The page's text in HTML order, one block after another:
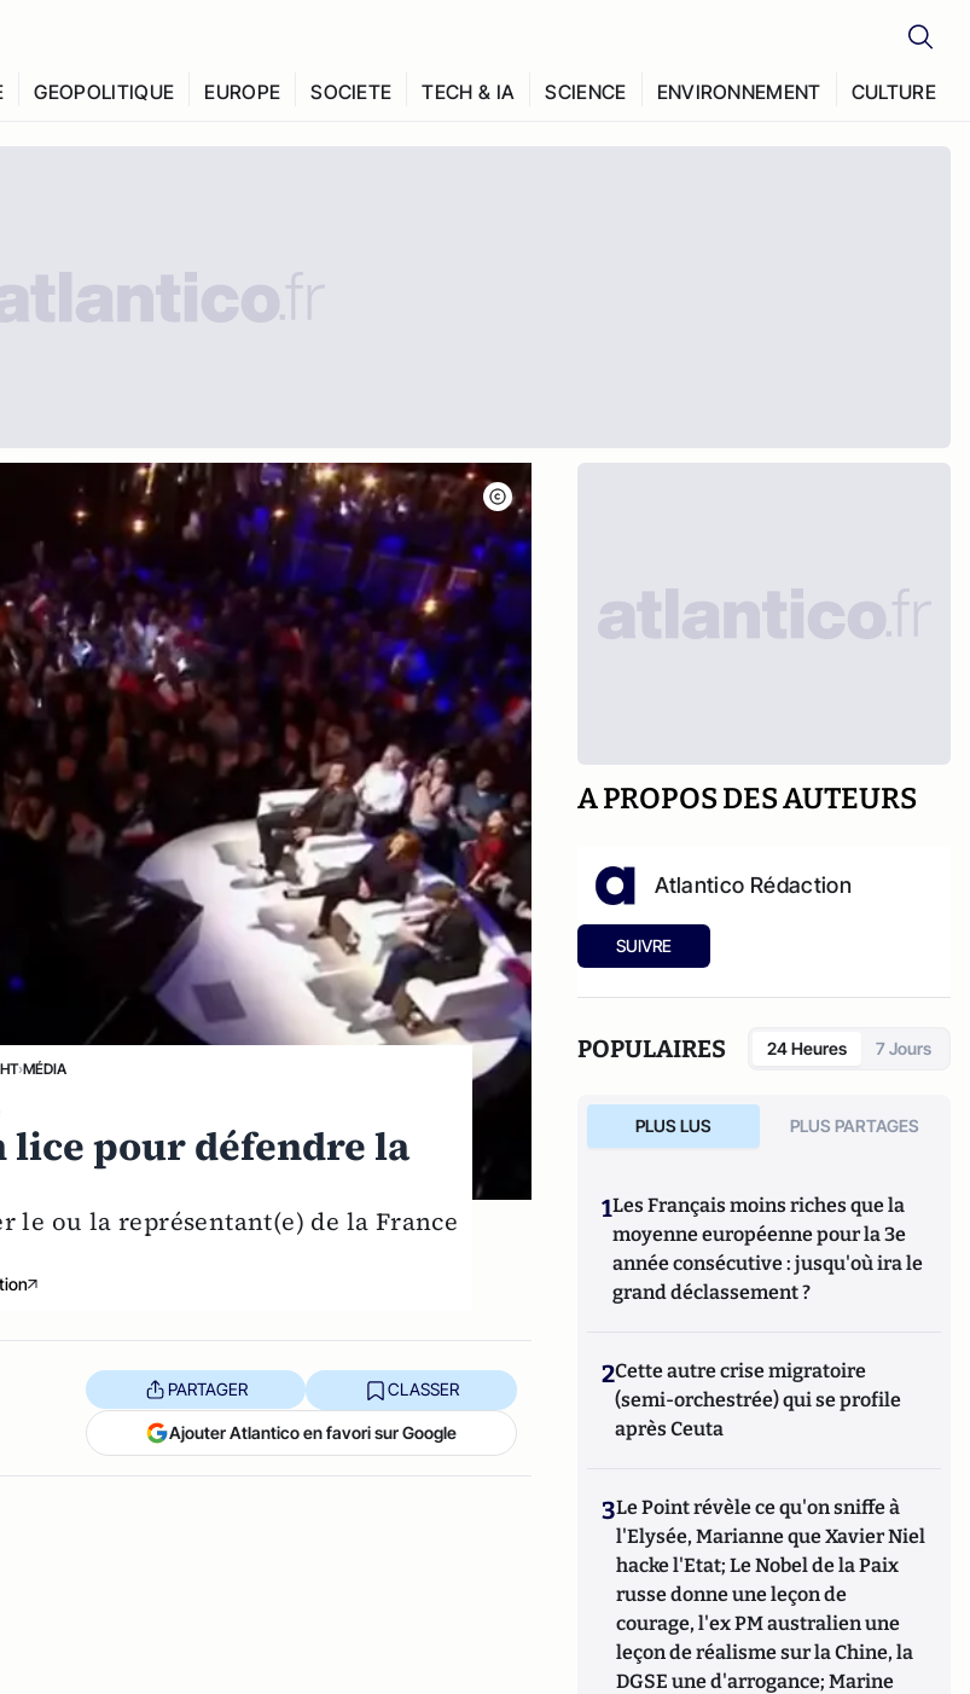
GEOPOLITIQUE EUROPE SOCIETE TECH & IA SCIENCE ENVIRONNEMENT CULTURE
›MÉDIA
lice pour défendre la
le ou la représentant(e) de la France
PARTAGER CLASSER
Ajouter Atlantico en favori sur Google
A PROPOS DES AUTEURS
Atlantico Rédaction
SUIVRE
POPULAIRES 24 Heures 7 Jours
PLUS LUS PLUS PARTAGES
1Les Français moins riches que la
moyenne européenne pour la 3e
année consécutive : jusqu'où ira le
grand déclassement ?
2Cette autre crise migratoire
(semi-orchestrée) qui se profile
après Ceuta
3Le Point révèle ce qu'on sniffe à
l'Elysée, Marianne que Xavier Niel
hacke l'Etat; Le Nobel de la Paix
russe donne une leçon de
courage, l'ex PM australien une
leçon de réalisme sur la Chine, la
DGSE une d'arrogance; Marine